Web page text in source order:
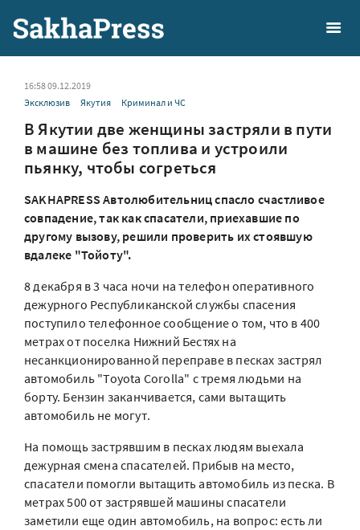
16:58 09.12.2019
Эксклюзив
Якутия Криминал и ЧС
В Якутии две женщины застряли в пути
в машине без топлива и устроили
пьянку, чтобы согреться
SAKHAPRESS Автолюбительниц спасло счастливое
совпадение, так как спасатели, приехавшие по
другому вызову, решили проверить их стоявшую
вдалеке "Тойоту".
8 декабря в 3 часа ночи на телефон оперативного
дежурного Республиканской службы спасения
поступило телефонное сообщение о том, что в 400
метрах от поселка Нижний Бестях на
несанкционированной переправе в песках застрял
автомобиль "Toyota Corolla" с тремя людьми на
борту. Бензин заканчивается, сами вытащить
автомобиль не могут.
На помощь застрявшим в песках людям выехала
дежурная смена спасателей. Прибыв на место,
спасатели помогли вытащить автомобиль из песка. В
метрах 500 от застрявшей машины спасатели
заметили еще один автомобиль, на вопрос: есть ли